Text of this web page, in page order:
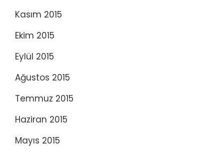
Kasım 2015
Ekim 2015
Eylül 2015
Ağustos 2015
Temmuz 2015
Haziran 2015
Mayıs 2015